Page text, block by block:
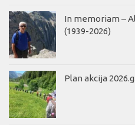
In memoriam –
(1939-2026)
Plan akcija 2026.g.